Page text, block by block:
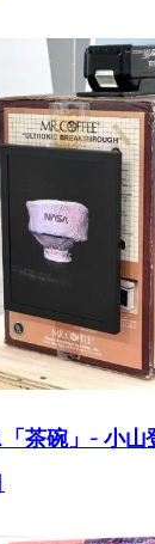
「茶碗」- 小